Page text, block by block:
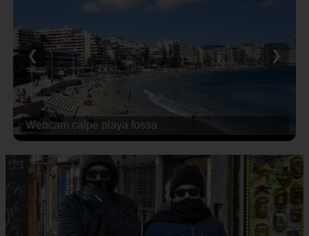
Webcam calpe playa fossa
❮ ❯